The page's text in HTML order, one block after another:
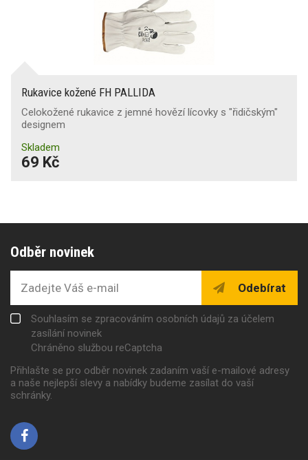
Rukavice kožené FH PALLIDA
Celokožené rukavice z jemné hovězí lícovky s "řidičským"
designem
Skladem
69 Kč
Odběr novinek
Odebírat
Souhlasím se zpracováním osobních údajů za účelem
zasílání novinek
Chráněno službou reCaptcha
Přihlašte se pro odběr novinek zadaním vaší e-mailové adresy
a naše nejlepší slevy a nabídky budeme zasílat do vaší
schránky.